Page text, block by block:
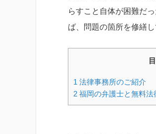
らすこと自体が困難だ
ば、問題の箇所を修繕
1 法律事務所のご紹介
2 福岡の弁護士と無料法